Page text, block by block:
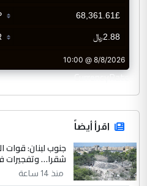
CurrencyRate
اقرأ أيضاً
جنوب لبنان: قوات
شقرا… وتفجيرات
منذ 14 ساعة